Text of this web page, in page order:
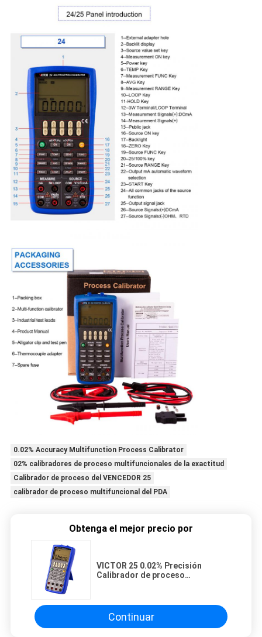
0.02% Accuracy Multifunction Process Calibrator
02% calibradores de proceso multifuncionales de la exactitud
Calibrador de proceso del VENCEDOR 25
calibrador de proceso multifuncional del PDA
Obtenga el mejor precio por
VICTOR 25 0.02% Precisión
Calibrador de proceso
Continuar